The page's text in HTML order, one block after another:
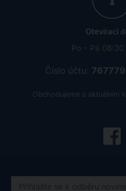
Otevírací
Po - Pá
Číslo účtu:
Obchodujeme s aktuálním